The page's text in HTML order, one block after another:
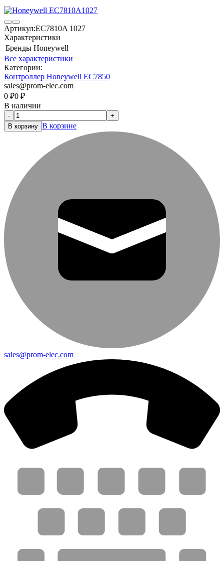
Артикул:EC7810A 1027
Характеристики
Бренды Honeywell
Все характеристики
Категории:
Контроллер Honeywell EC7850
sales@prom-elec.com
0 ₽0 ₽
В наличии
-
+
В корзину В корзине
sales@prom-elec.com